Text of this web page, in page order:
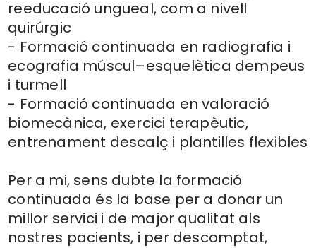
reeducació ungueal, com a nivell
quirúrgic
- Formació continuada en radiografia i
ecografia múscul–esquelètica dempeus
i turmell
- Formació continuada en valoració
biomecànica, exercici terapèutic,
entrenament descalç i plantilles flexibles
Per a mi, sens dubte la formació
continuada és la base per a donar un
millor servici i de major qualitat als
nostres pacients, i per descomptat,